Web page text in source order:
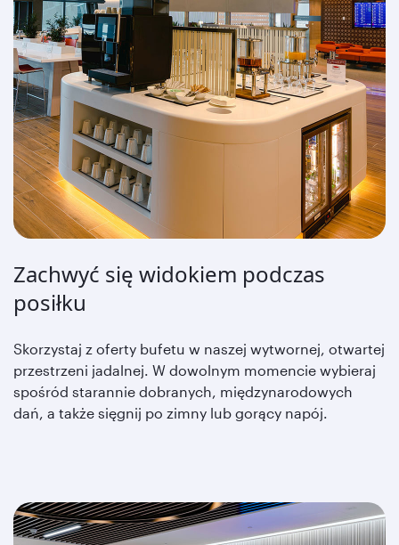
Zachwyć się widokiem podczas
posiłku
Skorzystaj z oferty bufetu w naszej wytwornej, otwartej
przestrzeni jadalnej. W dowolnym momencie wybieraj
spośród starannie dobranych, międzynarodowych
dań, a także sięgnij po zimny lub gorący napój.